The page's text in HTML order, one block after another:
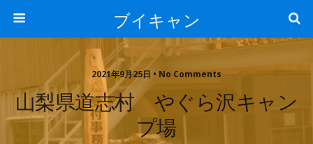
ブイキャン
2021年9月25日 • No Comments
山梨県道志村 やぐら沢キャン
プ場